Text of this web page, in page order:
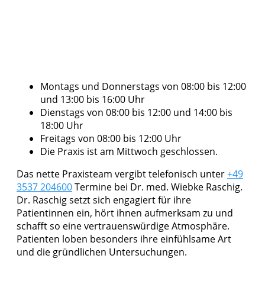
Montags und Donnerstags von 08:00 bis 12:00
und 13:00 bis 16:00 Uhr
Dienstags von 08:00 bis 12:00 und 14:00 bis
18:00 Uhr
Freitags von 08:00 bis 12:00 Uhr
Die Praxis ist am Mittwoch geschlossen.
Das nette Praxisteam vergibt telefonisch unter+49
3537 204600Termine bei Dr. med. Wiebke Raschig.
Dr. Raschig setzt sich engagiert für ihre
Patientinnen ein, hört ihnen aufmerksam zu und
schafft so eine vertrauenswürdige Atmosphäre.
Patienten loben besonders ihre einfühlsame Art
und die gründlichen Untersuchungen.